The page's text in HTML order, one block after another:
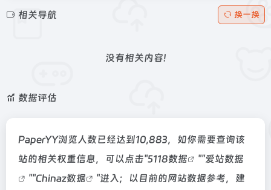
相关导航 换一换
没有相关内容!
数据评估
PaperYY浏览人数已经达到10,883，如你需要查询该
站的相关权重信息，可以点击"5118数据 ""爱站数据
""Chinaz数据
"进入；以目前的网站数据参考，建